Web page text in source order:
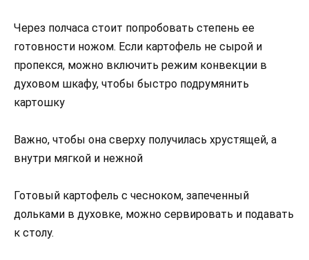
Через полчаса стоит попробовать степень ее
готовности ножом. Если картофель не сырой и
пропекся, можно включить режим конвекции в
духовом шкафу, чтобы быстро подрумянить
картошку
Важно, чтобы она сверху получилась хрустящей, а
внутри мягкой и нежной
Готовый картофель с чесноком, запеченный
дольками в духовке, можно сервировать и подавать
к столу.